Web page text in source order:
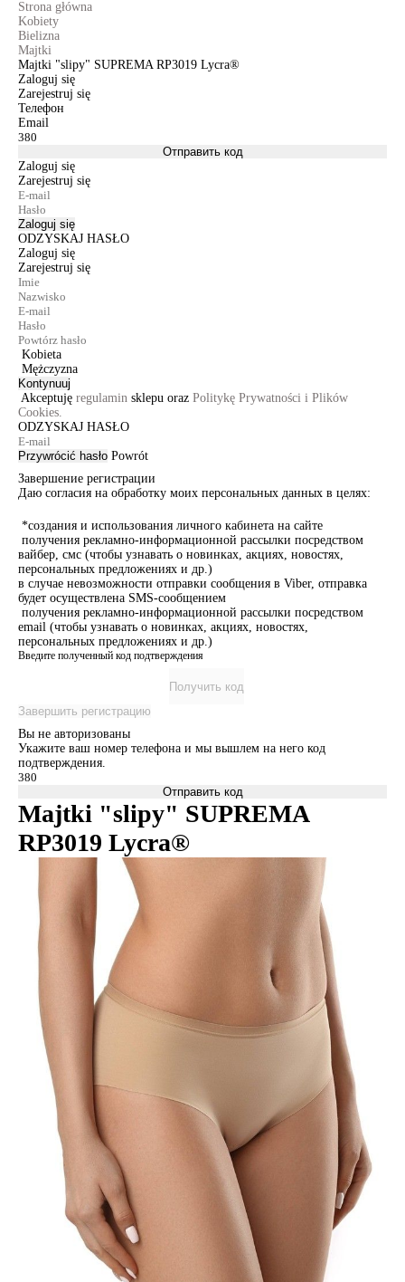
Strona główna
Kobiety
Bielizna
Majtki
Majtki "slipy" SUPREMA RP3019 Lycra®
Zaloguj się
Zarejestruj się
Телефон
Email
Отправить код
Zaloguj się
Zarejestruj się
Zaloguj się
ODZYSKAJ HASŁO
Zaloguj się
Zarejestruj się
Kobieta
Mężczyzna
Kontynuuj
Akceptuję regulamin sklepu oraz Politykę Prywatności i Plików
Cookies.
ODZYSKAJ HASŁO
Przywrócić hasło Powrót
Завершение регистрации
Даю согласия на обработку моих персональных данных в целях:
*создания и использования личного кабинета на сайте
получения рекламно-информационной рассылки посредством
вайбер, смс (чтобы узнавать о новинках, акциях, новостях,
персональных предложениях и др.)
в случае невозможности отправки сообщения в Viber, отправка
будет осуществлена SMS-сообщением
получения рекламно-информационной рассылки посредством
email (чтобы узнавать о новинках, акциях, новостях,
персональных предложениях и др.)
Введите полученный код подтверждения
Получить код
Завершить регистрацию
Вы не авторизованы
Укажите ваш номер телефона и мы вышлем на него код
подтверждения.
Отправить код
Majtki "slipy" SUPREMA
RP3019 Lycra®